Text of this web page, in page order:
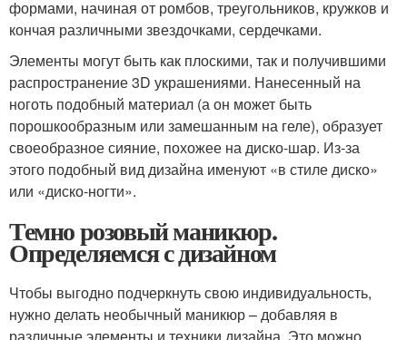
формами, начиная от ромбов, треугольников, кружков и
кончая различными звездочками, сердечками.
Элементы могут быть как плоскими, так и получившими
распространение 3D украшениями. Нанесенный на
ноготь подобный материал (а он может быть
порошкообразным или замешанным на геле), образует
своеобразное сияние, похожее на диско-шар. Из-за
этого подобный вид дизайна именуют «в стиле диско»
или «диско-ногти».
Темно розовый маникюр.
Определяемся с дизайном
Чтобы выгодно подчеркнуть свою индивидуальность,
нужно делать необычный маникюр – добавляя в
различные элементы и техники дизайна. Это можно